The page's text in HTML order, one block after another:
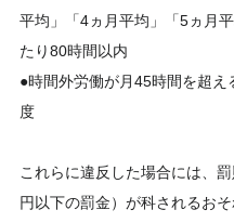
平均」「4ヵ月平均」「5ヵ月
たり80時間以内
●時間外労働が月45時間を超
度
これらに違反した場合には、
円以下の罰金）が科されるおそ